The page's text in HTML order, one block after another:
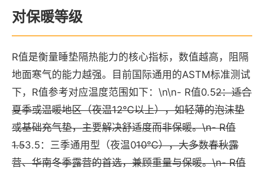
对保暖等级
R值是衡量睡垫隔热能力的核心指标，数值越高，阻隔
地面寒气的能力越强。目前国际通用的ASTM标准测试
下，R值参考对应温度范围如下：\n\n- R值0.52：适合
夏季或温暖地区（夜温12℃以上），如轻薄的泡沫垫
或基础充气垫，主要解决舒适度而非保暖。\n- R值
1.53.5：三季通用型（夜温010℃），大多数春秋露
营、华南冬季露营的首选，兼顾重量与保暖。\n- R值